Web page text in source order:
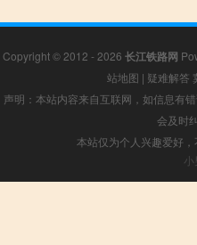
Copyright © 2012 - 2026 长江铁路网
站地图 | 疑难解答
声明：本站内容来自互联网，如信息有
会及时
本站仅为个人兴趣爱好
小